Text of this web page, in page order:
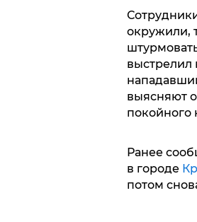
окружили,
выстрелил
выясняют
покойного
Ранее
в городе
потом